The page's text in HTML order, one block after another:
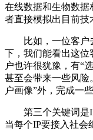
在线数据和生物数据
者直接模拟出目前技
比如，一位客户
下，我们能看出这位
户也许很犹豫，有“
甚至会带来一些风险
户画像”外，完成一
第三个关键词是IP
当每个IP要接入社会